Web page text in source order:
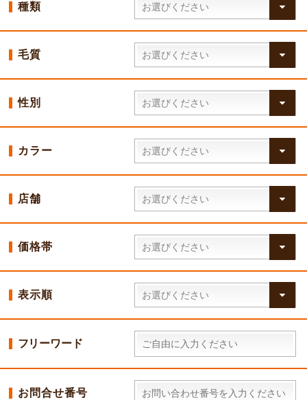
種類
毛質
性別
カラー
店舗
価格帯
表示順
フリーワード
お問合せ番号